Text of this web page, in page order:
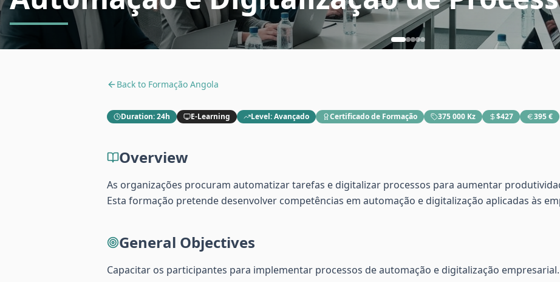
Back to Formação Angola
Duration:24h E-Learning Level:Avançado Certificado de Formação 375 000 Kz $427 395 €
Overview
As organizações procuram automatizar tarefas e digitalizar processos para aumentar
Esta formação pretende desenvolver competências em automação e digitalização aplicadas às
General Objectives
Capacitar os participantes para implementar processos de automação e digitalização empresarial.